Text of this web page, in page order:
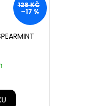
128 KČ
–17 %